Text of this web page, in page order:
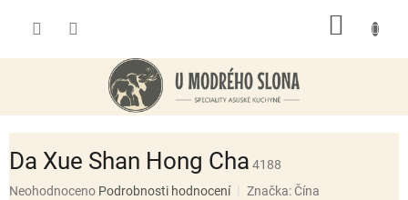
Da Xue Shan Hong Cha 4188
Průměrné
Neohodnoceno Podrobnosti hodnocení Značka: Čína